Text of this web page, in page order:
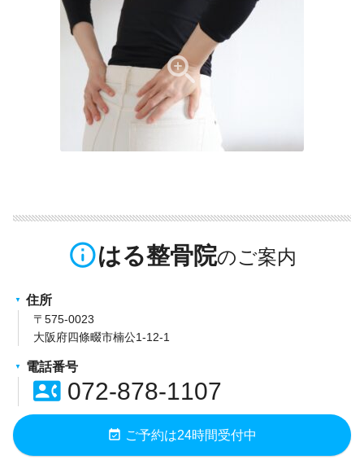
info_outlineはる整骨院
住所
〒575-0023
大阪府四條畷市楠公1-12-1
電話番号
contact_phone072-878-1107
event_available ご予約は24時間受付中